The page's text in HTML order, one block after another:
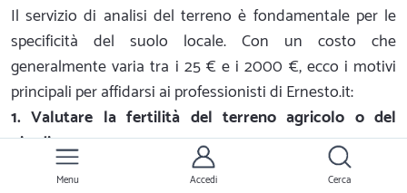
Il servizio di analisi del terreno è fondamentale per le
specificità del suolo locale. Con un costo che
generalmente varia tra i 25 € e i 2000 €, ecco i motivi
principali per affidarsi ai professionisti di Ernesto.it:
1. Valutare la fertilità del terreno agricolo o del
giardino
L'analisi del terreno consente di valutare la fertilità del
Menu Accedi Cerca